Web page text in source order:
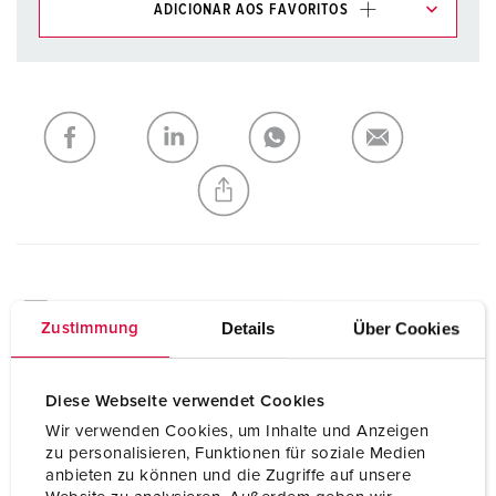
Zustimmung Details Über Cookies
Diese Webseite verwendet Cookies
Wir verwenden Cookies, um Inhalte und Anzeigen
zu personalisieren, Funktionen für soziale Medien
anbieten zu können und die Zugriffe auf unsere
ADICIONAR AOS FAVORITOS
Minha lista (0) ADICIONAR
CRIAR UMA NOVA LISTA
AMAXX® Combinação de tomadas 938618
Fusíveis
2 RCBO 16A 2p C 10kA IFN=
0,03 A